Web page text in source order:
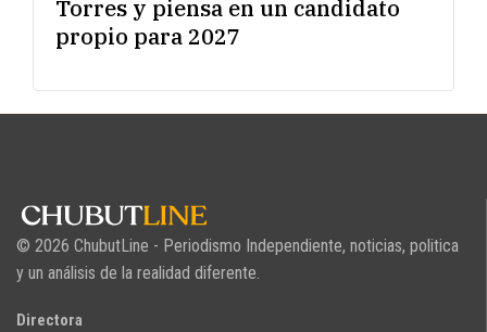
Torres y piensa en un candidato
propio para 2027
© 2026 ChubutLine - Periodismo Independiente, noticias, politica
y un análisis de la realidad diferente.
Directora